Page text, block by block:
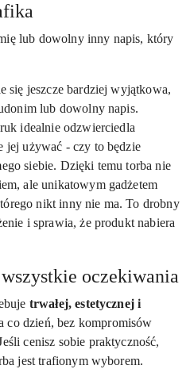
lub dowolny inny napis, który
się jeszcze bardziej wyjątkowa,
lub dowolny napis.
idealnie odzwierciedla
jej używać - czy to będzie
siebie. Dzięki temu torba nie
ale unikatowym gadżetem
nikt inny nie ma. To drobny
i sprawia, że produkt nabiera
oczekiwania
trwałej, estetycznej i
co dzień, bez kompromisów
cenisz sobie praktyczność,
jest trafionym wyborem.